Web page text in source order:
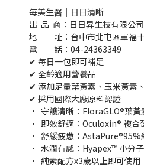
每美生醫｜日日清晰
出  品  商：日日昇生技有限公司
地　　址：台中市北屯區軍福
電　　話：04-24363349
✔ 每日一包即可補足
✔ 全齡適用營養品
✔ 添加足量葉黃素、玉米黃素
✔ 採用國際大廠原料認證
•  守護清晰：FloraGLO®葉
•  即效舒適：Oculoxin® 複合
•  舒緩疲憊：AstaPure®95%
•  水潤有感：Hyapex™ 小分
•  純素配方x3歲以上即可使用